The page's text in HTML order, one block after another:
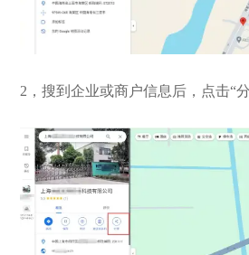
2，搜到企业或商户信息后，点击“分